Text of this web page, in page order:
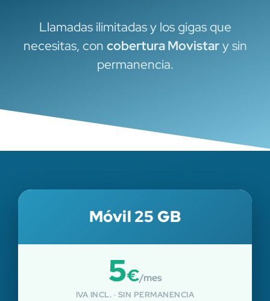
Llamadas ilimitadas y los gigas que
necesitas, con cobertura Movistary sin
permanencia.
Móvil 25 GB
5€/mes
IVA INCL. · SIN PERMANENCIA